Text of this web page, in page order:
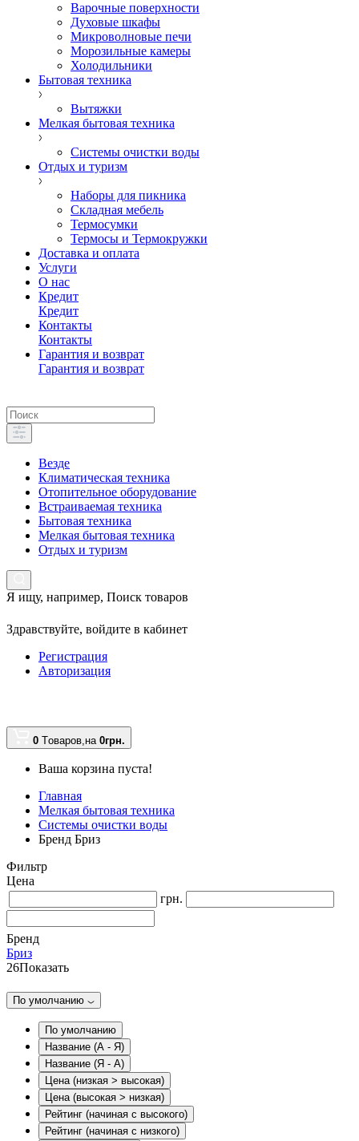
Варочные поверхности
Духовые шкафы
Микроволновые печи
Морозильные камеры
Холодильники
Бытовая техника
Вытяжки
Мелкая бытовая техника
Системы очистки воды
Отдых и туризм
Наборы для пикника
Складная мебель
Термосумки
Термосы и Термокружки
Доставка и оплата
Услуги
О нас
Кредит
Кредит
Контакты
Контакты
Гарантия и возврат
Гарантия и возврат
Везде
Климатическая техника
Отопительное оборудование
Встраиваемая техника
Бытовая техника
Мелкая бытовая техника
Отдых и туризм
Я ищу, например, Поиск товаров
Здравствуйте, войдите в кабинет
Регистрация
Авторизация
0 Tоваров,на 0грн.
Ваша корзина пуста!
Главная
Мелкая бытовая техника
Системы очистки воды
Бренд Бриз
Фильтр
Цена
грн.
Бренд
Бриз
26Показать
По умолчанию
По умолчанию
Название (А - Я)
Название (Я - А)
Цена (низкая > высокая)
Цена (высокая > низкая)
Рейтинг (начиная с высокого)
Рейтинг (начиная с низкого)